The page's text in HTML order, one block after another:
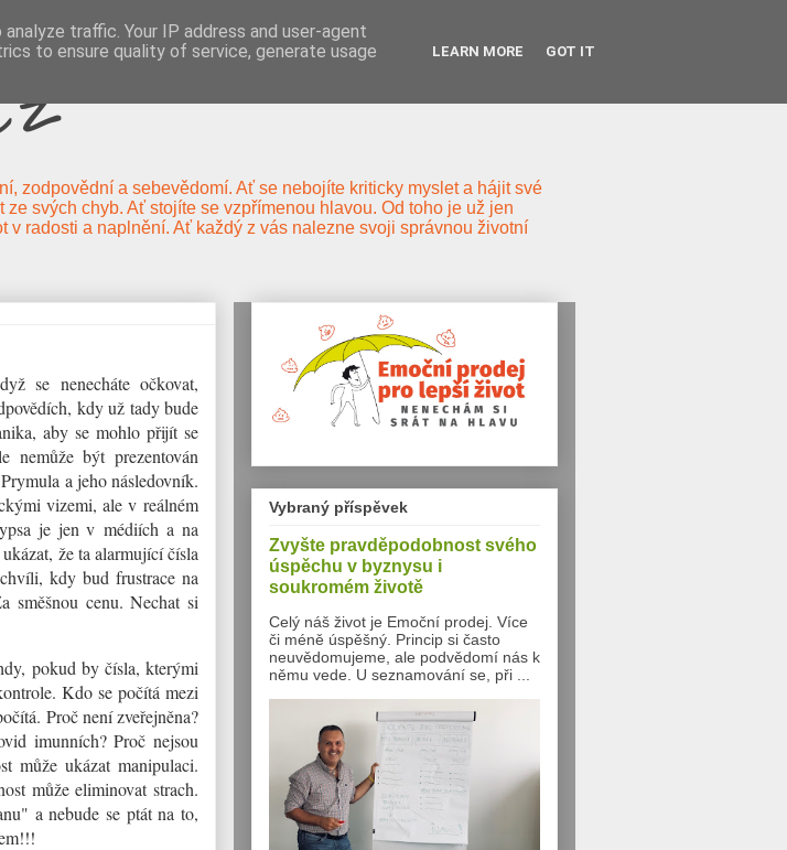
zodpovědní a sebevědomí. Ať se nebojíte kriticky myslet a hájit své
svých chyb. Ať stojíte se vzpřímenou hlavou. Od toho je už jen
radosti a naplnění. Ať každý z vás nalezne svoji správnou životní
se nenecháte očkovat,
kdy už tady bude
aby se mohlo přijít se
nemůže být prezentován
a jeho následovník.
vizemi, ale v reálném
je jen v médiích a na
že ta alarmující čísla
kdy bud frustrace na
směšnou cenu. Nechat si
pokud by čísla, kterými
Kdo se počítá mezi
Proč není zveřejněna?
imunních? Proč nejsou
může ukázat manipulaci.
může eliminovat strach.
a nebude se ptát na to,
Vybraný příspěvek
Zvyšte pravděpodobnost svého
úspěchu v byznysu i
soukromém životě
Celý náš život je Emoční prodej. Více
či méně úspěšný. Princip si často
neuvědomujeme, ale podvědomí nás k
němu vede. U seznamování se, při ...
traffic. Your IP address and user-agent
to ensure quality of service, generate usage
LEARN MORE GOT IT